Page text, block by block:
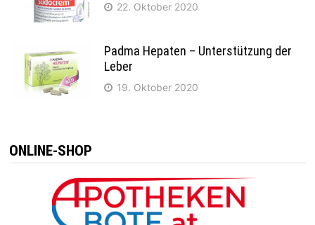
22. Oktober 2020
Padma Hepaten – Unterstützung der
Leber
19. Oktober 2020
ONLINE-SHOP